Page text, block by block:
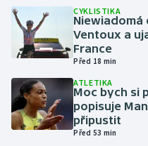
Jezdectví
Judo
Krasobruslení
Lezení
CYKLISTIKA
Niewiadomá
Ventoux a
France
Před 18 min
ATLETIKA
Moc bych si
popisuje
připustit
Před 53 min